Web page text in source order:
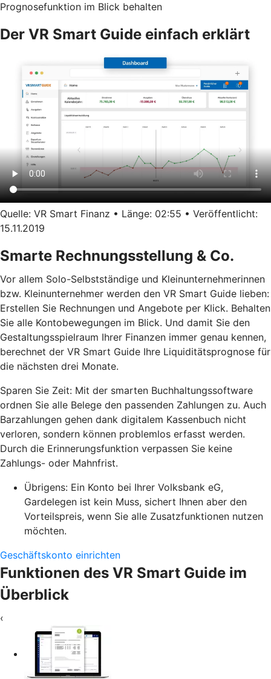
Prognosefunktion im Blick behalten
Der VR Smart Guide einfach erklärt
Quelle: VR Smart Finanz • Länge: 02:55 • Veröffentlicht:
15.11.2019
Smarte Rechnungsstellung & Co.
Vor allem Solo-Selbstständige und Kleinunternehmerinnen
bzw. Kleinunternehmer werden den VR Smart Guide lieben:
Erstellen Sie Rechnungen und Angebote per Klick. Behalten
Sie alle Kontobewegungen im Blick. Und damit Sie den
Gestaltungsspielraum Ihrer Finanzen immer genau kennen,
berechnet der VR Smart Guide Ihre Liquiditätsprognose für
die nächsten drei Monate.
Sparen Sie Zeit: Mit der smarten Buchhaltungssoftware
ordnen Sie alle Belege den passenden Zahlungen zu. Auch
Barzahlungen gehen dank digitalem Kassenbuch nicht
verloren, sondern können problemlos erfasst werden.
Durch die Erinnerungsfunktion verpassen Sie keine
Zahlungs- oder Mahnfrist.
Übrigens: Ein Konto bei Ihrer Volksbank eG,
Gardelegen ist kein Muss, sichert Ihnen aber den
Vorteilspreis, wenn Sie alle Zusatzfunktionen nutzen
möchten.
Geschäftskonto einrichten
Funktionen des VR Smart Guide im
Überblick
‹